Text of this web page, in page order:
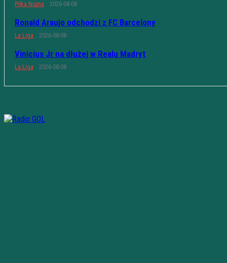
Piłka Nożna 2026-08-08
Ronald Araujo odchodzi z FC Barcelony
La Liga 2026-08-08
Vinicius Jr na dłużej w Realu Madryt
La Liga 2026-08-08